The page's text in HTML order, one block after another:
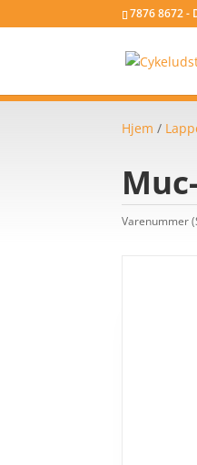
7876 8672 -
Hjem /
Varenummer